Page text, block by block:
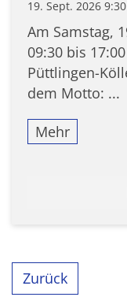
19. Sept. 2026 9:30
Am Samstag,
09:30 bis
Püttlingen-
dem Motto: ...
Mehr
Zurück